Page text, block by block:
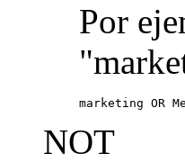
Por
marketing OR
NOT